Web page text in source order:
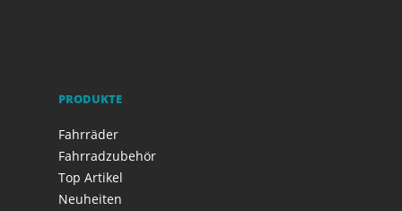
PRODUKTE
Fahrräder
Fahrradzubehör
Top Artikel
Neuheiten